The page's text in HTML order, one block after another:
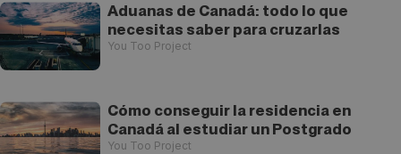
Aduanas de Canadá: todo lo que
necesitas saber para cruzarlas
You Too Project
Cómo conseguir la residencia en
Canadá al estudiar un Postgrado
You Too Project